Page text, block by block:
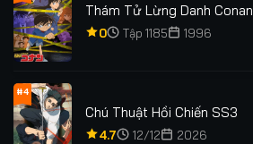
Thám Tử Lừng Danh Conan
0 Tập 1185 1996
#4
Chú Thuật Hồi Chiến SS3
4.7 12/12 2026